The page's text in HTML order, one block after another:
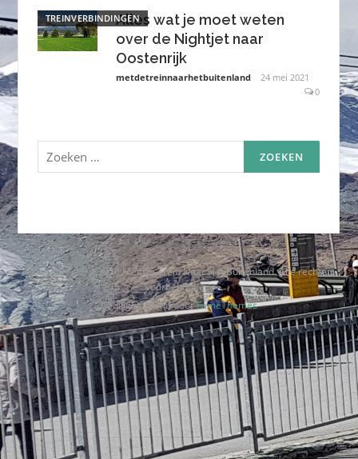
TREINVERBINDINGENAlles wat je moet weten
over de Nightjet naar
Oostenrijk
metdetreinnaarhetbuitenland
24 mei 2021
0
Zoeken
naar:
Auteursrecht © 2026 Met De Trein Naar Het Buitenland. Alle rechten
voorbehouden.
Codilight thema doorFameThemes